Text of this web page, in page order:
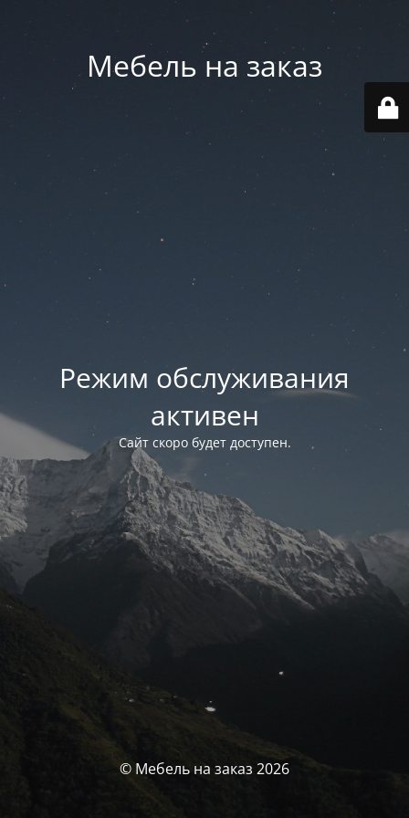
Мебель на заказ
Режим обслуживания
активен
Сайт скоро будет доступен.
© Мебель на заказ 2026